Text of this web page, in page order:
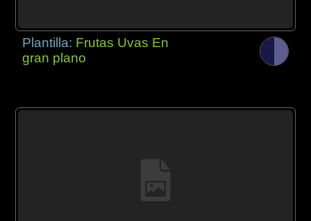
Plantilla: Frutas Uvas En
gran plano